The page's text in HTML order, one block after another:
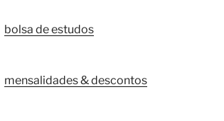
bolsa de estudos
mensalidades & descontos